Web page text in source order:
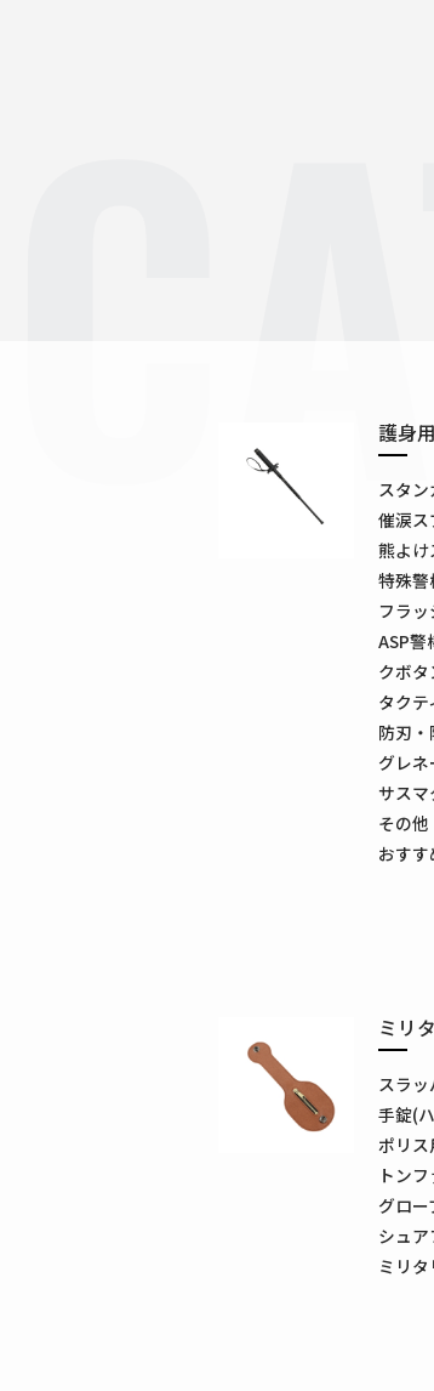
護身
スタン
催涙ス
熊よけ
特殊警
フラ
ASP警
クボタ
タクテ
防刃
グレネ
サスマ
その
おす
ミリ
スラ
手錠(
ポリス
トン
グロー
シュア
ミリ